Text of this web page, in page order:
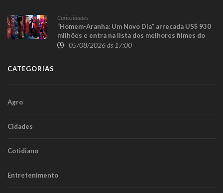
Curiosidades
“Homem-Aranha: Um Novo Dia” arrecada US$ 930
milhões e entra na lista dos melhores filmes do
herói05/08/2026 às 17:00
CATEGORIAS
Agro
Cidades
Cotidiano
Entretenimento